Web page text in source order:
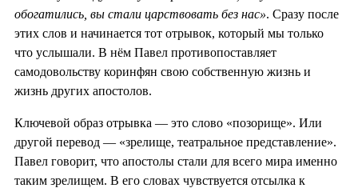
обогатились, вы стали царствовать без нас». Сразу после
этих слов и начинается тот отрывок, который мы только
что услышали. В нём Павел противопоставляет
самодовольству коринфян свою собственную жизнь и
жизнь других апостолов.
Ключевой образ отрывка — это слово «позорище». Или
другой перевод — «зрелище, театральное представление».
Павел говорит, что апостолы стали для всего мира именно
таким зрелищем. В его словах чувствуется отсылка к